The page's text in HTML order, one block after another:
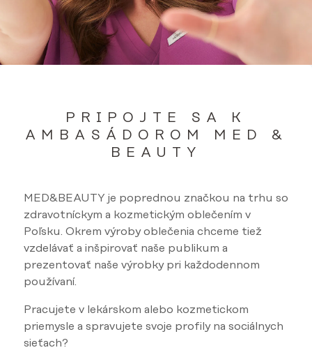
PRIPOJTE SA K
AMBASÁDOROM MED &
BEAUTY
MED&BEAUTY je poprednou značkou na trhu so
zdravotníckym a kozmetickým oblečením v
Poľsku. Okrem výroby oblečenia chceme tiež
vzdelávať a inšpirovať naše publikum a
prezentovať naše výrobky pri každodennom
používaní.
Pracujete v lekárskom alebo kozmetickom
priemysle a spravujete svoje profily na sociálnych
sieťach?